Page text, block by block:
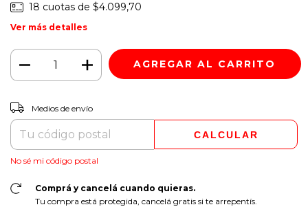
18 cuotas de $4.099,70
Ver más detalles
Entregas para el CP:
Medios de envío
CALCULAR
No sé mi código postal
Comprá y cancelá cuando quieras.
Tu compra está protegida, cancelá gratis si te arrepentís.